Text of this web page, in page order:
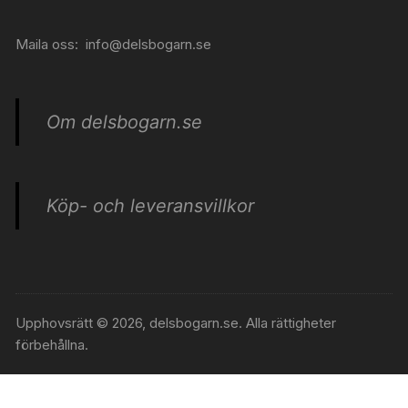
Maila oss:info@delsbogarn.se
Om delsbogarn.se
Köp- och leveransvillkor
Upphovsrätt © 2026, delsbogarn.se. Alla rättigheter
förbehållna.